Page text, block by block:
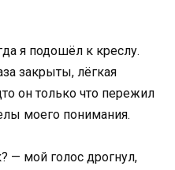
я подошёл к креслу.
закрыты, лёгкая
он только что пережил
моего понимания.
— мой голос дрогнул,